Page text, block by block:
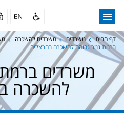
דף הבית משרדים משרדים להשכרה
ברמת גמר גבוהה להשכרה בהרצליה
משרדים
להשכרה